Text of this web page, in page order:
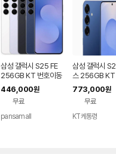
삼성 갤럭시 S25 FE
256GB KT 번호이동
공시지원 완납
446,000원
무료
pansamall
삼성 갤럭시
스 256GB KT
동 신규가입 기
773,000원
무료
KT케통령